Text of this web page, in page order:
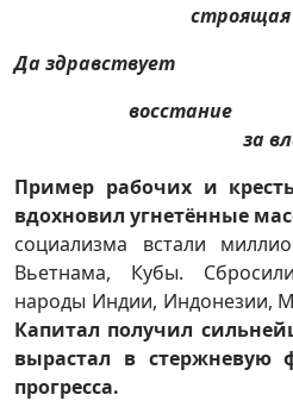
строящая
Да здравствует
восстание
за власть
Пример рабочих и
вдохновил угнетённые
социализма встали
Вьетнама, Кубы.
народы Индии, Индонезии,
Капитал получил
вырастал в стержневую
прогресса.